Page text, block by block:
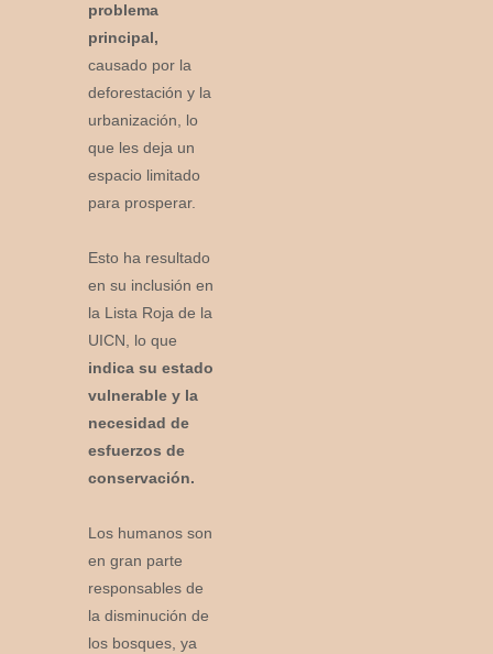
problema
principal,
causado por la
deforestación y la
urbanización, lo
que les deja un
espacio limitado
para prosperar.
Esto ha resultado
en su inclusión en
la Lista Roja de la
UICN, lo que
indica su estado
vulnerable y la
necesidad de
esfuerzos de
conservación.
Los humanos son
en gran parte
responsables de
la disminución de
los bosques, ya